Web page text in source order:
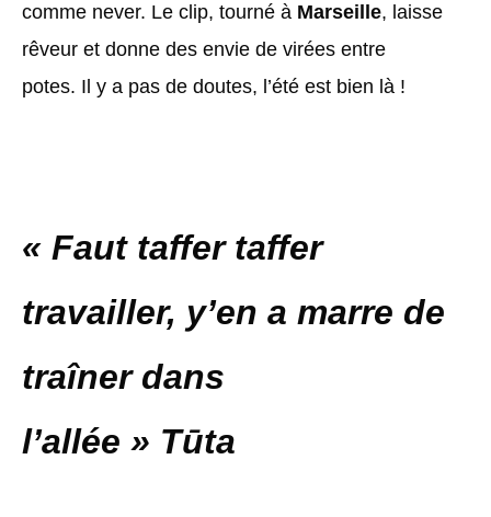
comme never. Le clip, tourné à Marseille, laisse
rêveur et donne des envie de virées entre
potes. Il y a pas de doutes, l’été est bien là !
« Faut taffer taffer
travailler, y’en a marre de
traîner dans
l’allée » Tūta